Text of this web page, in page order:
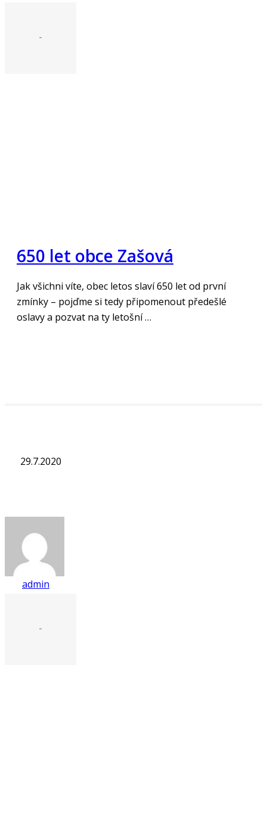
-
650 let obce Zašová
Jak všichni víte, obec letos slaví 650 let od první
zmínky – pojďme si tedy připomenout předešlé
oslavy a pozvat na ty letošní …
29.7.2020
admin
-